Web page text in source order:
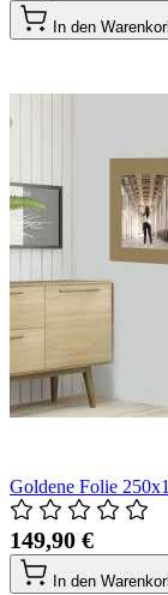
In den
Goldene Folie
149,90 €
In den